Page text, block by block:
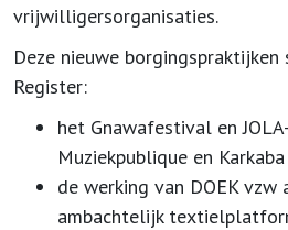
vrijwilligersorganisaties.
Deze nieuwe
Register:
het Gnawafestival en
Muziekpublique en
de werking van DOEK vzw
ambachtelijk